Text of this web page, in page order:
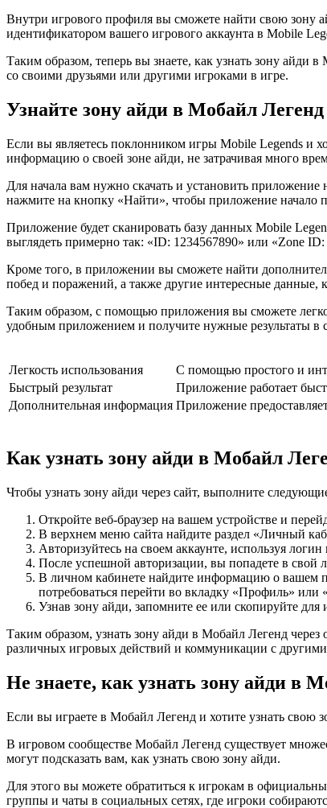
Внутри игрового профиля вы сможете найти свою зону
идентификатором вашего игрового аккаунта в Mobile
Таким образом, теперь вы знаете, как узнать зону
со своими друзьями или другими игроками в игре.
Узнайте зону айди в Мобайл
Если вы являетесь поклонником игры Mobile Legends и
информацию о своей зоне айди, не затрачивая много
Для начала вам нужно скачать и установить
нажмите на кнопку «Найти», чтобы приложение начало
Приложение будет сканировать базу данных Mobile
выглядеть примерно так: «ID: 1234567890» или «Zone ID:
Кроме того, в приложении вы сможете найти
побед и поражений, а также другие интересные данные,
Таким образом, с помощью приложения вы сможете
удобным приложением и получите нужные результаты в
Легкость использования
С помощью простого и
Быстрый результат
Приложение работает
Дополнительная информация Приложение
Как узнать зону айди в Мобайл
Чтобы узнать зону айди через сайт, выполните
Откройте веб-браузер на вашем устройстве и
В верхнем меню сайта найдите раздел «Личный
Авторизуйтесь на своем аккаунте, используя
После успешной авторизации, вы попадете в свой
В личном кабинете найдите информацию о вашем
потребоваться перейти во вкладку «Профиль» или
Узнав зону айди, запомните ее или скопируйте для
Таким образом, узнать зону айди в Мобайл Легенд
различных игровых действий и коммуникации с
Не знаете, как узнать зону айди в
Если вы играете в Мобайл Легенд и хотите узнать свою
В игровом сообществе Мобайл Легенд существует
могут подсказать вам, как узнать свою зону айди.
Для этого вы можете обратиться к игрокам в
группы и чаты в социальных сетях, где игроки